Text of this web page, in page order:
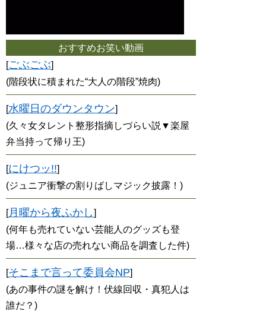
おすすめお笑い動画
[ごぶごぶ]
(階段状に積まれた“大人の階段”焼肉)
[水曜日のダウンタウン]
(久々女タレント整形指摘しづらい説▼楽屋
弁当持って帰り王)
[にけつッ!!]
(ジュニア衝撃の割りばしマジック披露！)
[月曜から夜ふかし]
(何年も売れていない芸能人のグッズも登
場…様々な店の売れない商品を調査した件)
[そこまで言って委員会NP]
(あの事件の謎を解け！伏線回収・真犯人は
誰だ？)